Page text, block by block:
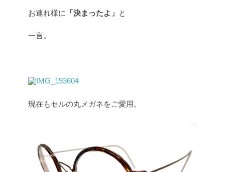
お連れ様に 「決まったよ」 と
一言。
現在もセルの丸メガネをご愛用。